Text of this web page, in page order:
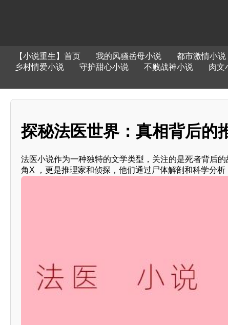
【小说重生】首页 我的风骚岳母小说 都市激情小说
乡村情爱小说
守护甜心小说 不败战神小说 肉文
探秘法医世界：真相背后的
法医小说作为一种独特的文学类型，关注的是死者背后
角X ，更是推理家和侦探，他们通过尸体解剖和科学分析